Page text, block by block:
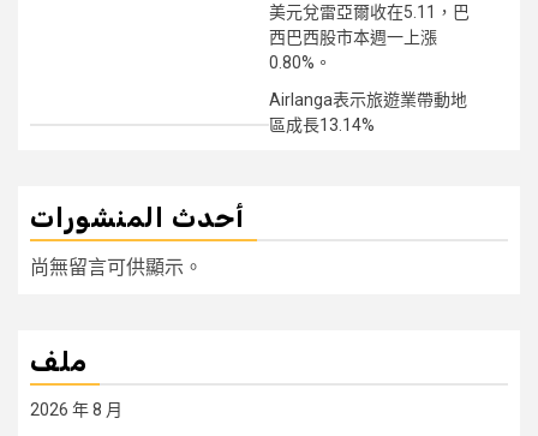
美元兌雷亞爾收在5.11，巴
西巴西股市本週一上漲
0.80%。
Airlanga表示旅遊業帶動地
區成長13.14%
أحدث المنشورات
尚無留言可供顯示。
ملف
2026 年 8 月